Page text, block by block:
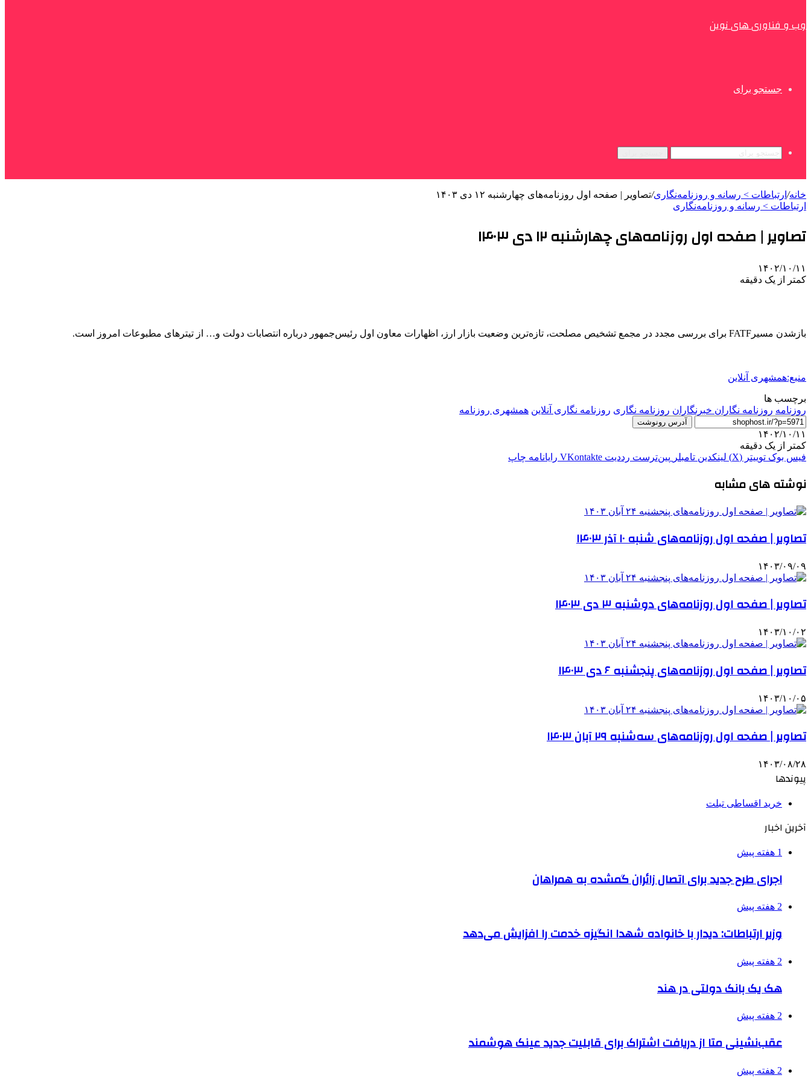
وب و فناوری های نوین
جستجو برای
خانه/ ارتباطات > رسانه و روزنامه‌نگاری/تصاویر | صفحه اول روزنامه‌های چهارشنبه ۱۲ دی ۱۴۰۳
ارتباطات > رسانه و روزنامه‌نگاری
تصاویر | صفحه اول روزنامه‌های چهارشنبه ۱۲ دی ۱۴۰۳
۱۴۰۲/۱۰/۱۱
کمتر از یک دقیقه
بازشدن مسیرFATF برای بررسی مجدد در مجمع تشخیص مصلحت، تازه‌ترین وضعیت بازار ارز، اظهارات معاون اول رئیس‌جمهور درباره انتصابات دولت و… از تیترهای مطبوعات امروز است.
منبع:همشهری آنلاین
برچسب ها
روزنامه روزنامه نگاران خبرنگاران روزنامه‌ نگاری روزنامه نگاری آنلاین همشهری روزنامه
آدرس رونوشت
۱۴۰۲/۱۰/۱۱
کمتر از یک دقیقه
فیس بوک توییتر (X) لینکدین ‫تامبلر ‫پین‌ترست ‫رددیت ‫VKontakte رایانامه چاپ
نوشته های مشابه
تصاویر | صفحه اول روزنامه‌های شنبه ۱۰ آذر ۱۴۰۳
۱۴۰۳/۰۹/۰۹
تصاویر | صفحه اول روزنامه‌های دوشنبه ۳ دی ۱۴۰۳
۱۴۰۳/۱۰/۰۲
تصاویر | صفحه اول روزنامه‌های پنجشنبه ۶ دی ۱۴۰۳
۱۴۰۳/۱۰/۰۵
تصاویر | صفحه اول روزنامه‌های سه‌شنبه ۲۹ آبان ۱۴۰۳
۱۴۰۳/۰۸/۲۸
پیوندها
خرید اقساطی تبلت
آخرین اخبار
1 هفته پیش
اجرای طرح جدید برای اتصال زائران گمشده به همراهان
2 هفته پیش
وزیر ارتباطات: دیدار با خانواده شهدا انگیزه خدمت را افزایش می‌دهد
2 هفته پیش
هک یک بانک دولتی در هند
2 هفته پیش
عقب‌نشینی متا از دریافت اشتراک برای قابلیت جدید عینک هوشمند
2 هفته پیش